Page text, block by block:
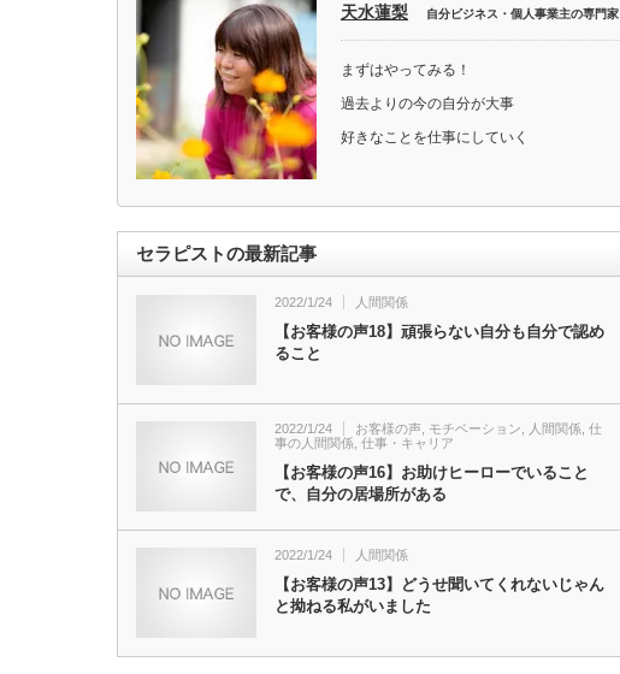
天水蓮梨 自分ビジネス・個人事業主の専門家
まずはやってみる！
過去よりの今の自分が大事
好きなことを仕事にしていく
セラピストの最新記事
2022/1/24 人間関係
【お客様の声18】頑張らない自分も自分で認め
ること
2022/1/24 お客様の声 モチベーション 人間関係 仕
事の人間関係 仕事・キャリア
【お客様の声16】お助けヒーローでいること
で、自分の居場所がある
2022/1/24 人間関係
【お客様の声13】どうせ聞いてくれないじゃん
と拗ねる私がいました